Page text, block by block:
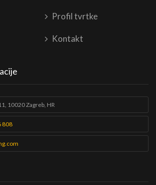
Profil tvrtke
Kontakt
10020 Zagreb, HR
808